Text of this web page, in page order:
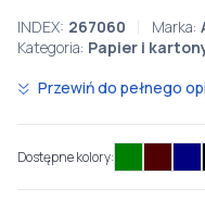
INDEX: 267060 Marka:
Kategoria: Papier i
Przewiń do pełnego
Dostępne kolory: